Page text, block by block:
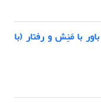
با مَنِش و رفتار (با